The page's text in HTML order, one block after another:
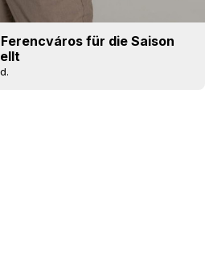
für die Saison